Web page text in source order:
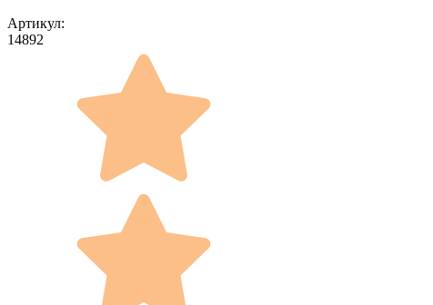
Артикул:
14892